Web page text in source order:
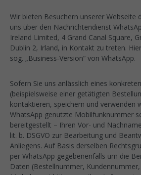
Wir bieten Besuchern unserer Webseite
uns über den Nachrichtendienst
Ireland Limited, 4 Grand Canal Square,
Dublin 2, Irland, in Kontakt zu treten.
sog. „Business-Version“ von WhatsApp.
Sofern Sie uns anlässlich eines
(beispielsweise einer getätigten
kontaktieren, speichern und verwenden
WhatsApp genutzte Mobilfunknummer
bereitgestellt – Ihren Vor- und
lit. b. DSGVO zur Bearbeitung und
Anliegens. Auf Basis derselben
per WhatsApp gegebenenfalls um die
Daten (Bestellnummer,